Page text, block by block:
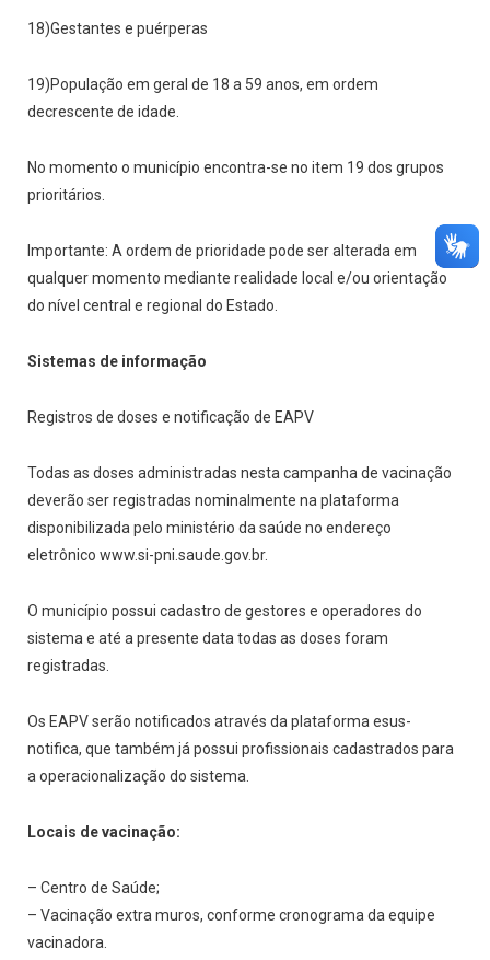
18)Gestantes e puérperas
19)População em geral de 18 a 59 anos, em ordem
decrescente de idade.
No momento o município encontra-se no item 19 dos grupos
prioritários.
Importante: A ordem de prioridade pode ser alterada em
qualquer momento mediante realidade local e/ou orientação
do nível central e regional do Estado.
Sistemas de informação
Registros de doses e notificação de EAPV
Todas as doses administradas nesta campanha de vacinação
deverão ser registradas nominalmente na plataforma
disponibilizada pelo ministério da saúde no endereço
eletrônico www.si-pni.saude.gov.br.
O município possui cadastro de gestores e operadores do
sistema e até a presente data todas as doses foram
registradas.
Os EAPV serão notificados através da plataforma esus-
notifica, que também já possui profissionais cadastrados para
a operacionalização do sistema.
Locais de vacinação:
– Centro de Saúde;
– Vacinação extra muros, conforme cronograma da equipe
vacinadora.